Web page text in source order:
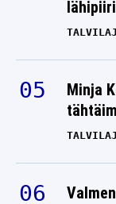
Minja
karun